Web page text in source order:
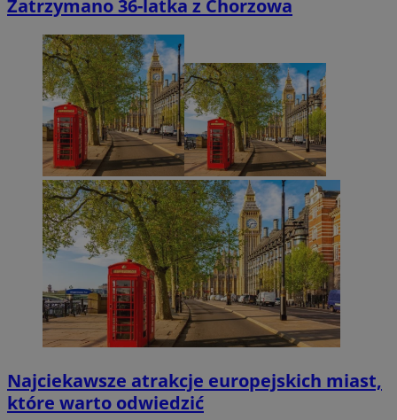
Zatrzymano 36-latka z Chorzowa
Najciekawsze atrakcje europejskich miast,
które warto odwiedzić